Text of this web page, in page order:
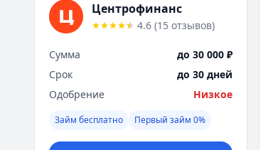
Центрофинанс
4.6 (15 отзывов)
Сумма
до 30 000 ₽
Срок
до 30 дней
Одобрение
Низкое
Займ бесплатно Первый займ 0%